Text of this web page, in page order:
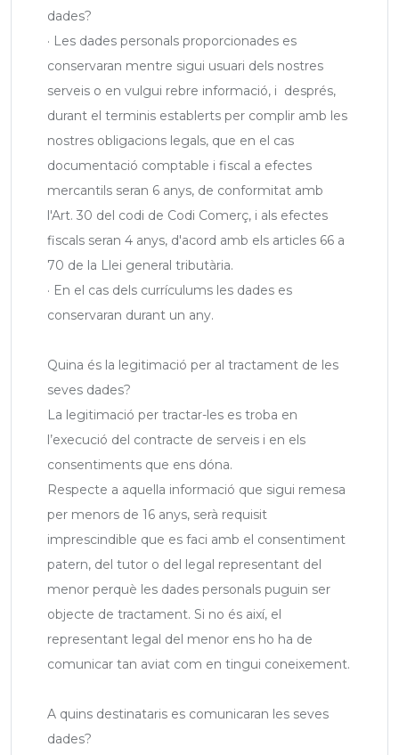
dades?
· Les dades personals proporcionades es
conservaran mentre sigui usuari dels nostres
serveis o en vulgui rebre informació, i després,
durant el terminis establerts per complir amb les
nostres obligacions legals, que en el cas
documentació comptable i fiscal a efectes
mercantils seran 6 anys, de conformitat amb
l'Art. 30 del codi de Codi Comerç, i als efectes
fiscals seran 4 anys, d'acord amb els articles 66 a
70 de la Llei general tributària.
· En el cas dels currículums les dades es
conservaran durant un any.
Quina és la legitimació per al tractament de les
seves dades?
La legitimació per tractar-les es troba en
l’execució del contracte de serveis i en els
consentiments que ens dóna.
Respecte a aquella informació que sigui remesa
per menors de 16 anys, serà requisit
imprescindible que es faci amb el consentiment
patern, del tutor o del legal representant del
menor perquè les dades personals puguin ser
objecte de tractament. Si no és així, el
representant legal del menor ens ho ha de
comunicar tan aviat com en tingui coneixement.
A quins destinataris es comunicaran les seves
dades?